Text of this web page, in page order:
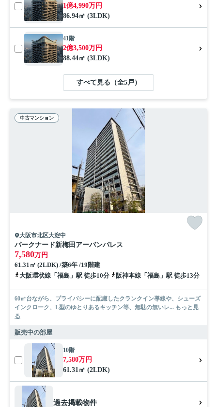
1億4,990万円
86.94㎡ (3LDK)
41階
2億3,500万円
88.44㎡ (3LDK)
すべて見る（全5戸）
中古マンション
大阪市北区大淀中
パークナード新梅田アーバンパレス
7,580万円
61.31㎡ (2LDK) /築6年 /19階建
大阪環状線「福島」駅 徒歩10分
阪神本線「福島」駅 徒歩13分
60㎡台ながら、プライバシーに配慮したクランクイン導線や、シューズ
インクローク、L型のゆとりあるキッチン等、無駄の無いレ... もっと見
る
販売中の部屋
10階
7,580万円
61.31㎡ (2LDK)
過去掲載物件